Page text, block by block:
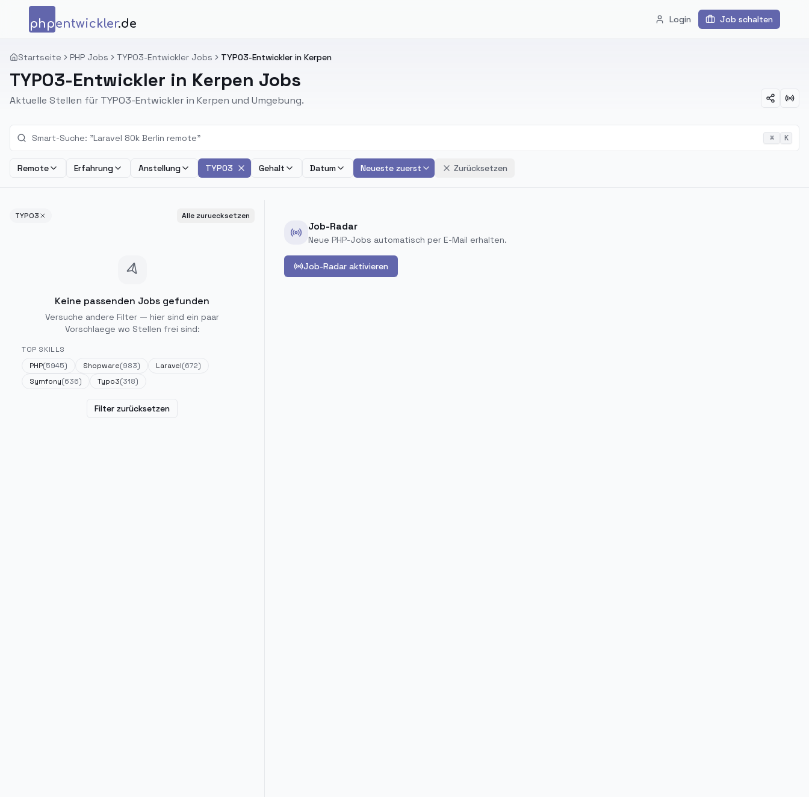
Zum Inhalt springen
phpentwickler.de Login Job schalten
Startseite PHP Jobs TYPO3-Entwickler Jobs TYPO3-Entwickler in Kerpen
TYPO3-Entwickler in Kerpen Jobs
Aktuelle Stellen für TYPO3-Entwickler in Kerpen und Umgebung.
⌘ K
Remote Erfahrung Anstellung TYPO3 Gehalt Datum Neueste zuerst Zurücksetzen
TYPO3 Alle zuruecksetzen
Keine passenden Jobs gefunden
Versuche andere Filter — hier sind ein paar
Vorschlaege wo Stellen frei sind:
TOP SKILLS
PHP(5945) Shopware(983) Laravel(672)
Symfony(636) Typo3(318)
Filter zurücksetzen
Job-Radar
Neue PHP-Jobs automatisch per E-Mail erhalten.
Job-Radar aktivieren